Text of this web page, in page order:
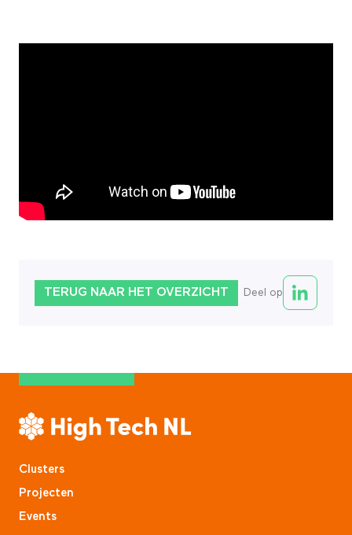
TERUG NAAR HET OVERZICHT Deel op
Clusters
Projecten
Events